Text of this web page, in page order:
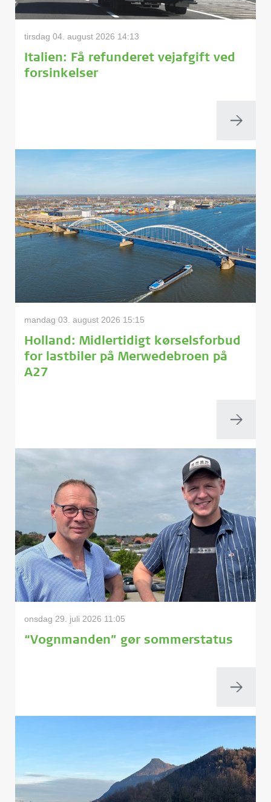
tirsdag 04. august 2026 14:13
Italien: Få refunderet vejafgift ved
forsinkelser
mandag 03. august 2026 15:15
Holland: Midlertidigt kørselsforbud
for lastbiler på Merwedebroen på
A27
onsdag 29. juli 2026 11:05
“Vognmanden” gør sommerstatus